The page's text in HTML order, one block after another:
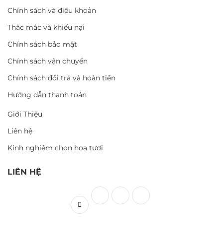
Chính sách và điều khoản
Thắc mắc và khiếu nại
Chính sách bảo mật
Chính sách vận chuyển
Chính sách đổi trả và hoàn tiền
Hướng dẫn thanh toán
Giới Thiệu
Liên hệ
Kinh nghiệm chọn hoa tươi
LIÊN HỆ